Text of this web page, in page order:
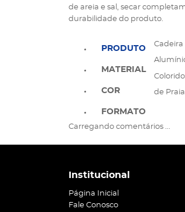
de areia e sal, secar
durabilidade do produto.
PRODUTO
MATERIAL
COR
FORMATO
Cadeira
Colorido
de Praia
Carregando comentários ...
Institucional
Página Inicial
Fale Conosco